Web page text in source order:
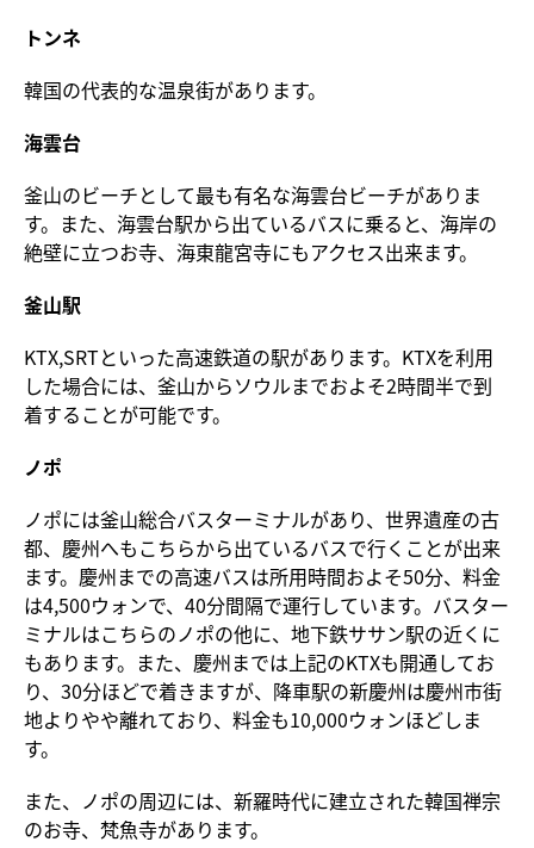
トンネ
韓国の代表的な温泉街があります。
海雲台
釜山のビーチとして最も有名な海雲台ビーチがありま
す。また、海雲台駅から出ているバスに乗ると、海岸の
絶壁に立つお寺、海東龍宮寺にもアクセス出来ます。
釜山駅
KTX,SRTといった高速鉄道の駅があります。KTXを利用
した場合には、釜山からソウルまでおよそ2時間半で到
着することが可能です。
ノポ
ノポには釜山総合バスターミナルがあり、世界遺産の古
都、慶州へもこちらから出ているバスで行くことが出来
ます。慶州までの高速バスは所用時間およそ50分、料金
は4,500ウォンで、40分間隔で運行しています。バスター
ミナルはこちらのノポの他に、地下鉄ササン駅の近くに
もあります。また、慶州までは上記のKTXも開通してお
り、30分ほどで着きますが、降車駅の新慶州は慶州市街
地よりやや離れており、料金も10,000ウォンほどしま
す。
また、ノポの周辺には、新羅時代に建立された韓国禅宗
のお寺、梵魚寺があります。